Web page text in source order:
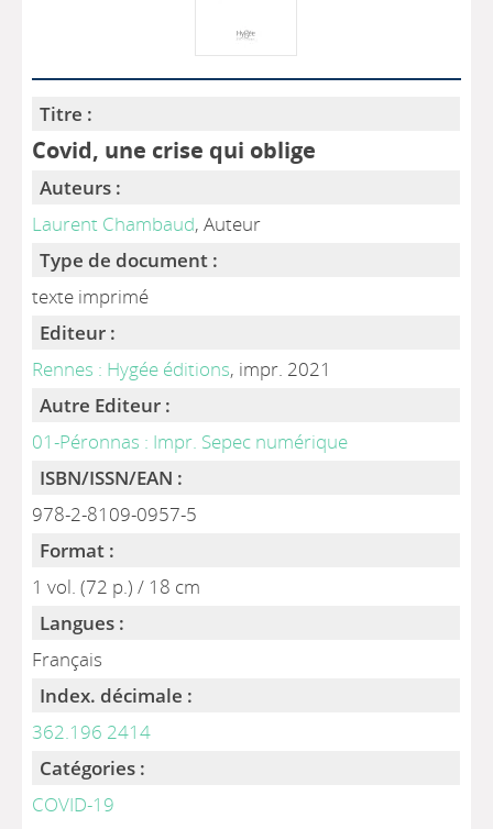
Titre :
Covid, une crise qui oblige
Auteurs :
Laurent Chambaud, Auteur
Type de document :
texte imprimé
Editeur :
Rennes : Hygée éditions, impr. 2021
Autre Editeur :
01-Péronnas : Impr. Sepec numérique
ISBN/ISSN/EAN :
978-2-8109-0957-5
Format :
1 vol. (72 p.) / 18 cm
Langues :
Français
Index. décimale :
362.196 2414
Catégories :
COVID-19